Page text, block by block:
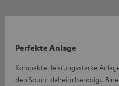
Perfekte Anlage
Kompakte, leistungsstarke
den Sound daheim benötigt.